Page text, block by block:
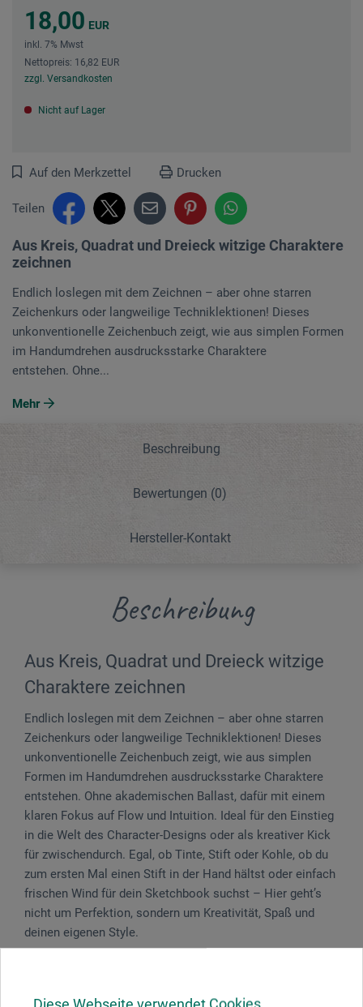
18,00 EUR
inkl. 7% Mwst
Nettopreis: 16,82 EUR
zzgl. Versandkosten
Nicht auf Lager
Auf den Merkzettel Drucken
Teilen
Aus Kreis, Quadrat und Dreieck witzige Charaktere
zeichnen
Endlich loslegen mit dem Zeichnen – aber ohne starren
Zeichenkurs oder langweilige Techniklektionen! Dieses
unkonventionelle Zeichenbuch zeigt, wie aus simplen Formen
im Handumdrehen ausdrucksstarke Charaktere
entstehen. Ohne...
Mehr
Beschreibung
Bewertungen (0)
Hersteller-Kontakt
Beschreibung
Aus Kreis, Quadrat und Dreieck witzige
Charaktere zeichnen
Endlich loslegen mit dem Zeichnen – aber ohne starren
Zeichenkurs oder langweilige Techniklektionen! Dieses
unkonventionelle Zeichenbuch zeigt, wie aus simplen
Formen im Handumdrehen ausdrucksstarke Charaktere
entstehen. Ohne akademischen Ballast, dafür mit einem
klaren Fokus auf Flow und Intuition. Ideal für den Einstieg
in die Welt des Character-Designs oder als kreativer Kick
für zwischendurch. Egal, ob Tinte, Stift oder Kohle, ob du
zum ersten Mal einen Stift in der Hand hältst oder einfach
frischen Wind für dein Sketchbook suchst – Hier geht’s
nicht um Perfektion, sondern um Kreativität, Spaß und
deinen eigenen Style.